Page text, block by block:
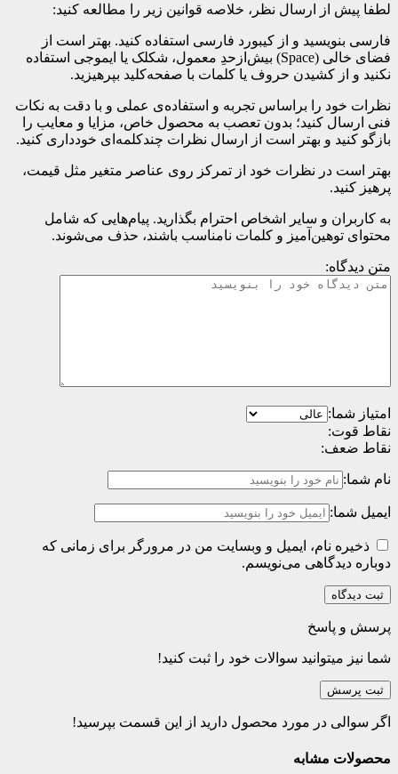
لطفا پیش از ارسال نظر، خلاصه قوانین زیر را مطالعه کنید:
فارسی بنویسید و از کیبورد فارسی استفاده کنید. بهتر است از
فضای خالی (Space) بیش‌از‌حدِ معمول، شکلک یا ایموجی استفاده
نکنید و از کشیدن حروف یا کلمات با صفحه‌کلید بپرهیزید.
نظرات خود را براساس تجربه و استفاده‌ی عملی و با دقت به نکات
فنی ارسال کنید؛ بدون تعصب به محصول خاص، مزایا و معایب را
بازگو کنید و بهتر است از ارسال نظرات چندکلمه‌‌ای خودداری کنید.
بهتر است در نظرات خود از تمرکز روی عناصر متغیر مثل قیمت،
پرهیز کنید.
به کاربران و سایر اشخاص احترام بگذارید. پیام‌هایی که شامل
محتوای توهین‌آمیز و کلمات نامناسب باشند، حذف می‌شوند.
متن دیدگاه:
امتیاز شما:
نقاط قوت:
نقاط ضعف:
نام شما:
ایمیل شما:
ذخیره نام، ایمیل و وبسایت من در مرورگر برای زمانی که
دوباره دیدگاهی می‌نویسم.
پرسش و پاسخ
شما نیز میتوانید سوالات خود را ثبت کنید!
ثبت پرسش
اگر سوالی در مورد محصول دارید از این قسمت بپرسید!
محصولات مشابه